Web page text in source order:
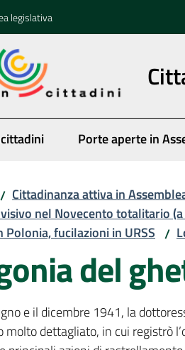
legislativa
Porte aperte in
/ Cittadinanza attiva in
nel Novecento totalitario
Polonia, fucilazioni in URSS /
del
e il dicembre 1941, la
molto dettagliato, in cui registrò